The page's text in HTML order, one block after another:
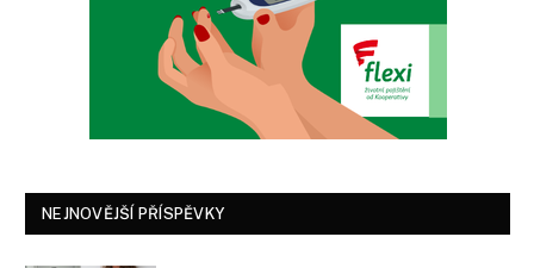
NEJNOVĚJŠÍ PŘÍSPĚVKY